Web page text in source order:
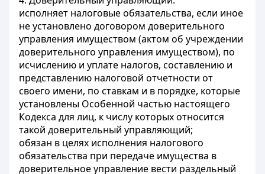
исполняет налоговые обязательства, если иное
не установлено договором доверительного
управления имуществом (актом об учреждении
доверительного управления имуществом), по
исчислению и уплате налогов, составлению и
представлению налоговой отчетности от
своего имени, по ставкам и в порядке, которые
установлены Особенной частью настоящего
Кодекса для лиц, к числу которых относится
такой доверительный управляющий;
обязан в целях исполнения налогового
обязательства при передаче имущества в
доверительное управление вести раздельный